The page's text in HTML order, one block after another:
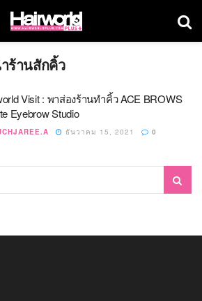
ร้านสักคิ้ว
Visit : พาส่องร้านทำคิ้ว ACE BROWS
Eyebrow Studio
ธันวาคม 15, 2021 0